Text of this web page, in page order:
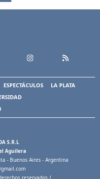
ESPECTÁCULOS
LA PLATA
S.R.L
Aguilera
- Buenos Aires - Argentina
reservados /